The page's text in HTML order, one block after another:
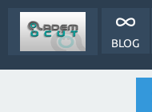
BLOG